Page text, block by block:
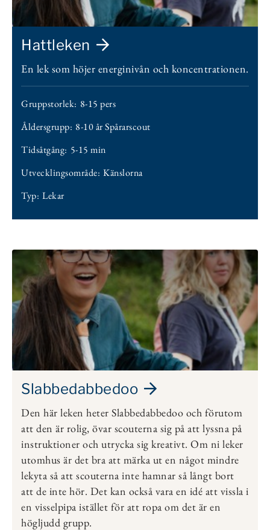
Hattleken
En lek som höjer energinivån och koncentrationen.
Gruppstorlek: 8-15 pers
Åldersgrupp: 8-10 år Spårarscout
Tidsåtgång: 5-15 min
Utvecklingsområde: Känslorna
Typ: Lekar
Slabbedabbedoo
Den här leken heter Slabbedabbedoo och förutom
att den är rolig, övar scouterna sig på att lyssna på
instruktioner och utrycka sig kreativt. Om ni leker
utomhus är det bra att märka ut en något mindre
lekyta så att scouterna inte hamnar så långt bort
att de inte hör. Det kan också vara en idé att vissla i
en visselpipa istället för att ropa om det är en
högljudd grupp.